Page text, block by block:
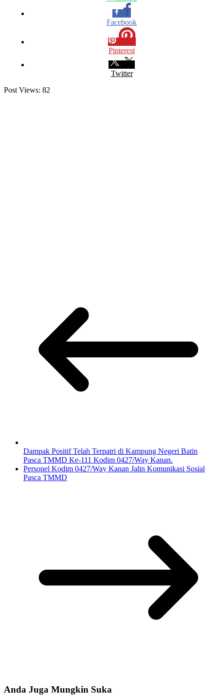
Facebook
Pinterest
Twitter
Post Views: 82
Dampak Positif Telah Terpatri di Kampung Negeri Batin
Pasca TMMD Ke-111 Kodim 0427/Way Kanan.
Personel Kodim 0427/Way Kanan Jalin Komunikasi Sosial
Pasca TMMD
Anda Juga Mungkin Suka